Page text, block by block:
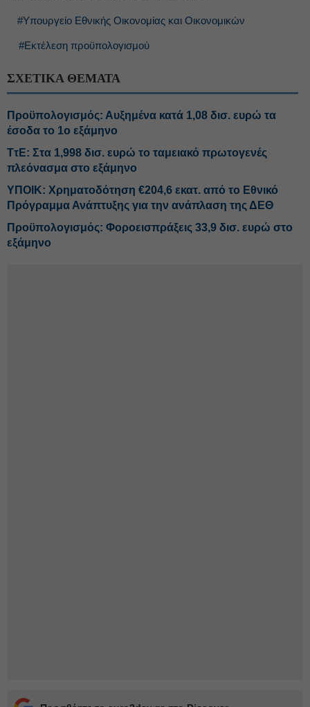
#Υπουργείο Εθνικής Οικονομίας και Οικονομικών
#Εκτέλεση προϋπολογισμού
ΣΧΕΤΙΚΑ ΘΕΜΑΤΑ
Προϋπολογισμός: Αυξημένα κατά 1,08 δισ. ευρώ τα
έσοδα το 1ο εξάμηνο
ΤτΕ: Στα 1,998 δισ. ευρώ το ταμειακό πρωτογενές
πλεόνασμα στο εξάμηνο
ΥΠΟΙΚ: Χρηματοδότηση €204,6 εκατ. από το Εθνικό
Πρόγραμμα Ανάπτυξης για την ανάπλαση της ΔΕΘ
Προϋπολογισμός: Φοροεισπράξεις 33,9 δισ. ευρώ στο
εξάμηνο